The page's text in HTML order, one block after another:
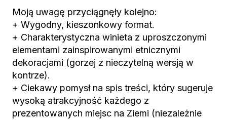
Moją uwagę przyciągnęły kolejno:
+ Wygodny, kieszonkowy format.
+ Charakterystyczna winieta z uproszczonymi
elementami zainspirowanymi etnicznymi
dekoracjami (gorzej z nieczytelną wersją w
kontrze).
+ Ciekawy pomysł na spis treści, który sugeruje
wysoką atrakcyjność każdego z
prezentowanych miejsc na Ziemi (niezależnie